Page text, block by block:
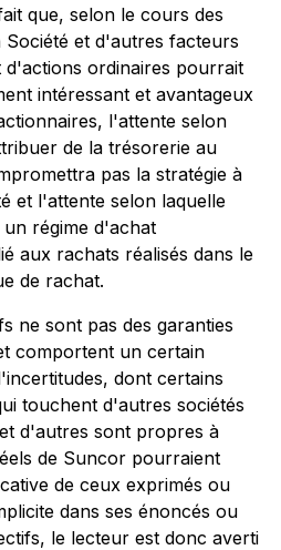
que, selon le cours des
et d'autres facteurs
ordinaires pourrait
intéressant et avantageux
l'attente selon
de la trésorerie au
pas la stratégie à
et l'attente selon laquelle
régime d'achat
aux rachats réalisés dans le
de rachat.
ne sont pas des garanties
comportent un certain
dont certains
touchent d'autres sociétés
d'autres sont propres à
de Suncor pourraient
de ceux exprimés ou
dans ses énoncés ou
le lecteur est donc averti